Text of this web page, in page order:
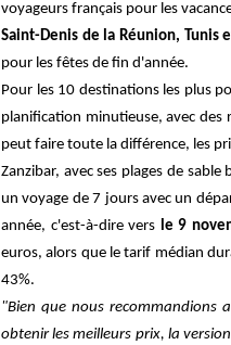
voyageurs français pour les
Saint-Denis de la Réunion,
pour les fêtes de fin d'année.
Pour les 10 destinations les plus
planification minutieuse, avec des
peut faire toute la différence, les
Zanzibar, avec ses plages de
un voyage de 7 jours avec un
année, c'est-à-dire vers le 9
euros, alors que le tarif médian
43%.
"Bien que nous recommandions
obtenir les meilleurs prix, la